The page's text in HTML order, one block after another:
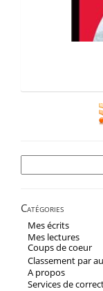
Rechercher :
Catégories
Mes écrits
Mes lectures
Coups de coeur
Classement par
A propos
Services de